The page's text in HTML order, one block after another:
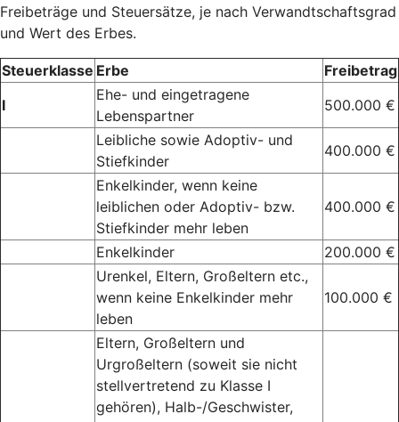
Freibeträge und Steuersätze, je nach Verwandtschaftsgrad
und Wert des Erbes.
Steuerklasse Erbe
Freibetrag
I
Ehe- und eingetragene
Lebenspartner
500.000 €
Leibliche sowie Adoptiv- und
Stiefkinder
400.000 €
Enkelkinder, wenn keine
leiblichen oder Adoptiv- bzw.
Stiefkinder mehr leben
400.000 €
Enkelkinder
200.000 €
Urenkel, Eltern, Großeltern etc.,
wenn keine Enkelkinder mehr
leben
100.000 €
Eltern, Großeltern und
Urgroßeltern (soweit sie nicht
stellvertretend zu Klasse I
gehören), Halb-/Geschwister,